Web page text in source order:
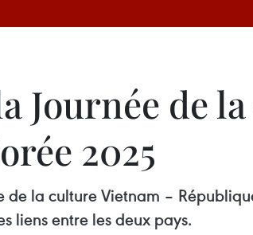
Journée de
2025
la culture Vietnam –
liens entre les deux pays.